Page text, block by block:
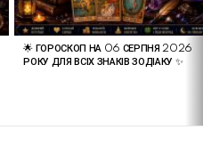
🌟 ГОРОСКОП НА 06 СЕРПНЯ 2026
РОКУ ДЛЯ ВСІХ ЗНАКІВ ЗОДІАКУ ✨